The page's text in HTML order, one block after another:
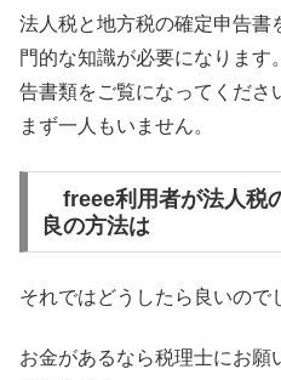
法人税と地方税の確定申告書
門的な知識が必要になります
告書類をご覧になってくださ
まず一人もいません。
freee利用者が法人税
良の方法は
それではどうしたら良いので
お金があるなら税理士にお願